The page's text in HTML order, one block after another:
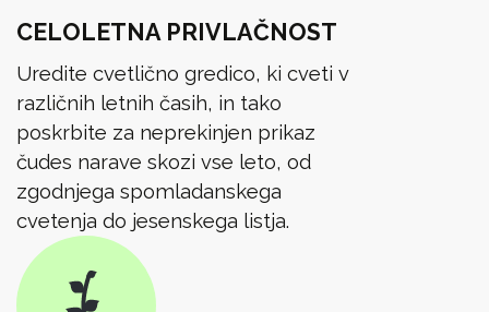
CELOLETNA PRIVLAČNOST
Uredite cvetlično gredico, ki cveti v
različnih letnih časih, in tako
poskrbite za neprekinjen prikaz
čudes narave skozi vse leto, od
zgodnjega spomladanskega
cvetenja do jesenskega listja.